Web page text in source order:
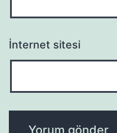
İnternet sitesi